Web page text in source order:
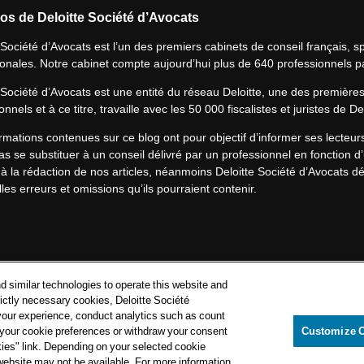
de Deloitte Société d’Avocats
d’Avocats est l’un des premiers cabinets de conseil français,
Notre cabinet compte aujourd’hui plus de 640 professionnels
d’Avocats est une entité du réseau Deloitte, une des
et à ce titre, travaille avec les 50 000 fiscalistes et juristes de
contenues sur ce blog ont pour objectif d’informer ses
se substituer à un conseil délivré par un professionnel en fonction
la rédaction de nos articles, néanmoins Deloitte Société d’Avocats
erreurs et omissions qu’ils pourraient contenir.​
Politique de confidentialité
Mentions légales
Politique de cookies
Société d’Avocats. Une entité du réseau Deloitte.
similar technologies to operate this website and
necessary cookies, Deloitte Société
experience, conduct analytics such as count
cookie preferences or withdraw your consent
link. Depending on your selected cookie
Customize